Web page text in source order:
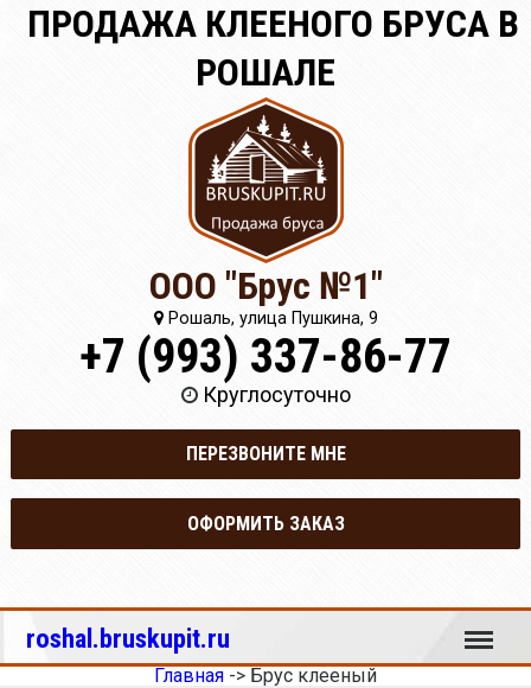
ПРОДАЖА КЛЕЕНОГО БРУСА В
РОШАЛЕ
ООО "Брус №1"
Рошаль, улица Пушкина, 9
+7 (993) 337-86-77
Круглосуточно
ПЕРЕЗВОНИТЕ МНЕ
ОФОРМИТЬ ЗАКАЗ
roshal.bruskupit.ru Меню
Главная -> Брус клееный